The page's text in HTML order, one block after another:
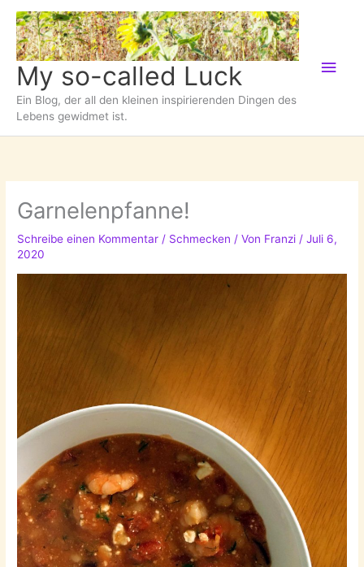
Zum
Inhalt
springen
My so-called Luck
Ein Blog, der all den kleinen inspirierenden Dingen des
Lebens gewidmet ist.
Garnelenpfanne!
Schreibe einen Kommentar / Schmecken / Von Franzi/Juli 6,
2020